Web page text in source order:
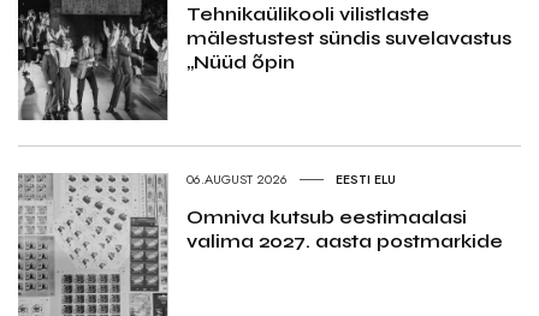
Tehnikaülikooli vilistlaste
mälestustest sündis suvelavastus
„Nüüd õpin
06.AUGUST 2026 EESTI ELU
Omniva kutsub eestimaalasi
valima 2027. aasta postmarkide